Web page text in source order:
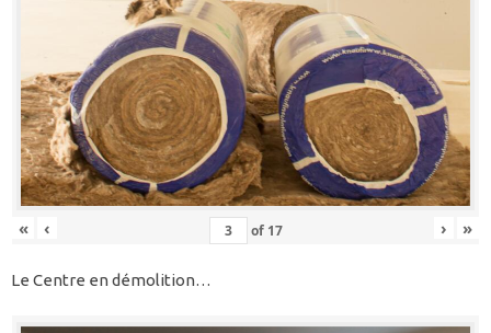
« ‹ of 17 › »
Le Centre en démolition…